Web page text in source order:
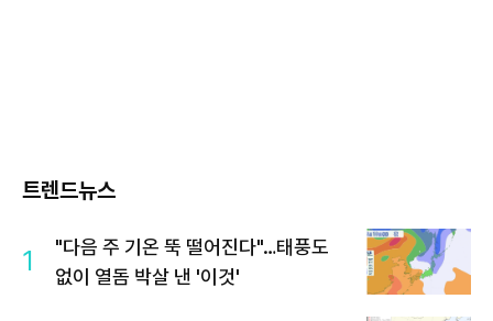
트렌드뉴스
1
"다음 주 기온 뚝 떨어진다"…태풍도
없이 열돔 박살 낸 '이것'